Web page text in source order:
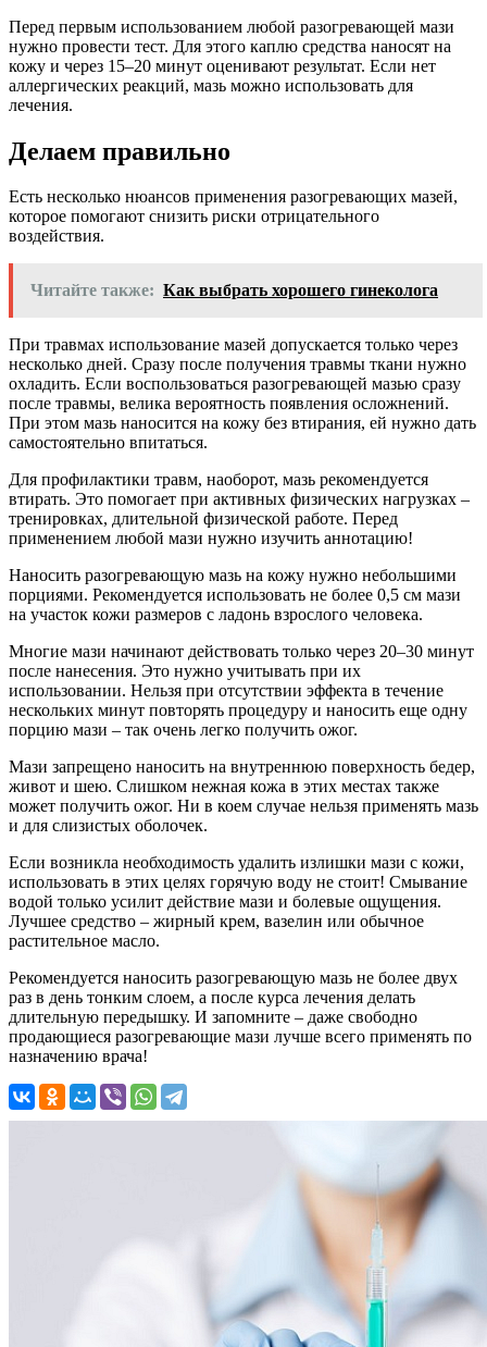
Перед первым использованием любой разогревающей мази
нужно провести тест. Для этого каплю средства наносят на
кожу и через 15–20 минут оценивают результат. Если нет
аллергических реакций, мазь можно использовать для
лечения.
Делаем правильно
Есть несколько нюансов применения разогревающих мазей,
которое помогают снизить риски отрицательного
воздействия.
Читайте также: Как выбрать хорошего гинеколога
При травмах использование мазей допускается только через
несколько дней. Сразу после получения травмы ткани нужно
охладить. Если воспользоваться разогревающей мазью сразу
после травмы, велика вероятность появления осложнений.
При этом мазь наносится на кожу без втирания, ей нужно дать
самостоятельно впитаться.
Для профилактики травм, наоборот, мазь рекомендуется
втирать. Это помогает при активных физических нагрузках –
тренировках, длительной физической работе. Перед
применением любой мази нужно изучить аннотацию!
Наносить разогревающую мазь на кожу нужно небольшими
порциями. Рекомендуется использовать не более 0,5 см мази
на участок кожи размеров с ладонь взрослого человека.
Многие мази начинают действовать только через 20–30 минут
после нанесения. Это нужно учитывать при их
использовании. Нельзя при отсутствии эффекта в течение
нескольких минут повторять процедуру и наносить еще одну
порцию мази – так очень легко получить ожог.
Мази запрещено наносить на внутреннюю поверхность бедер,
живот и шею. Слишком нежная кожа в этих местах также
может получить ожог. Ни в коем случае нельзя применять мазь
и для слизистых оболочек.
Если возникла необходимость удалить излишки мази с кожи,
использовать в этих целях горячую воду не стоит! Смывание
водой только усилит действие мази и болевые ощущения.
Лучшее средство – жирный крем, вазелин или обычное
растительное масло.
Рекомендуется наносить разогревающую мазь не более двух
раз в день тонким слоем, а после курса лечения делать
длительную передышку. И запомните – даже свободно
продающиеся разогревающие мази лучше всего применять по
назначению врача!